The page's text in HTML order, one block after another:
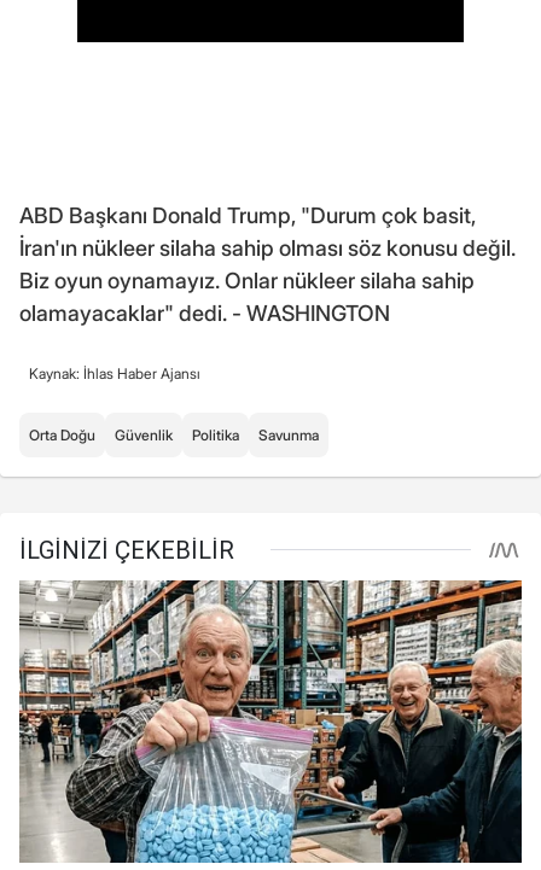
ABD Başkanı Donald Trump, "Durum çok basit,
İran'ın nükleer silaha sahip olması söz konusu değil.
Biz oyun oynamayız. Onlar nükleer silaha sahip
olamayacaklar" dedi. - WASHINGTON
Kaynak: İhlas Haber Ajansı
Orta Doğu Güvenlik Politika Savunma